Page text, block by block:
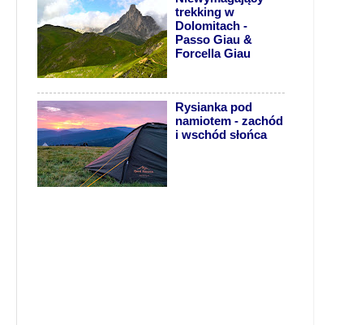
trekking w
Dolomitach -
Passo Giau &
Forcella Giau
Rysianka pod
namiotem - zachód
i wschód słońca